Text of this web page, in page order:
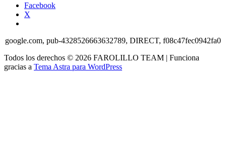
Facebook
X
google.com, pub-4328526663632789, DIRECT, f08c47fec0942fa0
Todos los derechos © 2026 FAROLILLO TEAM | Funciona
gracias a Tema Astra para WordPress